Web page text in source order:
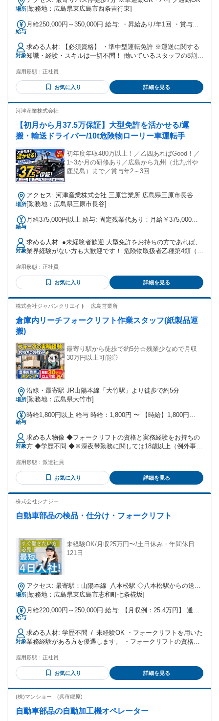
場所[勤務地：広島県東広島市西条吉行東]
給与
月給250,000円～350,000円 給与: ・昇給あり/年1回 ・賞与あ
32万円×12ヶ月＋賞与2回 ※もっと稼ぎたい方は､大型ドライ
バーへの昇格も可能
対象
求める人材: 【必須資格】 ・準中型運転免許 ※運送に関する
知識・経験・スキルは一切不問！ 働いているスタッフの8割は
種から転職した方も活躍中！ 学歴不問 実務未経験・初心者
OK 経験者・有資格者歓迎 フリーター歓迎 ブランクOK ※自
分の免許で働けるか分からない、 という方はぜひお気軽にお
雇用形態： 正社員
お気に入り 詳細を見る
河津産業株式会社
【初月から月37.5万保証】大型免許を活かせる/運
搬・輸送ドライバー/10t危険物ローリー車運転手
初年度年収480万以上！／乙四あればGood！／
1~3か月の研修あり／広島から九州（北九州や
鹿児島）まで／賞与年2～3回
場所
アクセス: 河津産業株式会社 三原営業所 広島県三原市長谷５
丁目６番22号 JR山陽本線 三原駅から車で15分
[勤務地：広島県三原市長谷]
給与
月給375,000円以上 給与: 固定残業代あり：月給￥375,000以
む。45時間を超える残業代は追加で支給する。 月給 37.5万円
〜／初年度年収：480万～ ※基本給・固定残業代・交通費等
の総額 基本給：月給 21万7,000円 〜 固定残業代：あり 1ヶ月
あたり95,100円（固定残業時間：1ヶ月あたり45時間） 固定
【一律手当】 車種により一律で支払われる手当：あり（1ヶ月
あたり5万円） 賞与2～3回（夏季、冬季、業績次第で期末
も）
対象
求める人材: ●未経験者歓迎 大型免許をお持ちの方であれば、
業界経験がない方も大歓迎です！ 危険物取扱者乙種第4類（乙
社後に会社負担で取得可！ ●大型車乗務経験者優遇 大型車の
運転経験がある方は優遇いたします。 【応募資格】 - 大型免
許があればOK！その他免許取得支援あり（会社負担） - 業界
務に取り組める方
雇用形態： 正社員
お気に入り 詳細を見る
株式会社ジャパンクリエイト 広島営業所
倉庫内リーチフォークリフト作業スタッフ(紙製品運
搬)
最寄り駅から徒歩で約5分☆残業少なめで月収
30万円以上可能◎
場所
沿線・最寄駅 JR山陽本線「大竹駅」より徒歩で約5分
[勤務地：広島県大竹市]
給与
時給1,800円以上 給与 時給：1,800円 〜 【時給】1,800円
41.11時間+交通費1万円を含む） ※交通費上限40,000円/月ま
で支給 ・公共交通機関の場合は1ヶ月分の定期代支給 ・車・
バイクの場合は1km10円として通勤距離により支給 試用期間
試用期間：あり 期間：2週間 時給：1,800円 〜
対象
求める人物像 ◆フォークリフトの資格と実務経験をお持ちの
方 ◆学歴不問 ◆※深夜帯勤務に関しては18歳以上（例外事由
雇用形態： 派遣社員
お気に入り 詳細を見る
株式会社シナジー
自動車部品の検品・仕分け・フォークリフト
未経験OK/月収25万円〜/土日休み・年間休日
121日
場所
アクセス: 最寄駅：山陽本線 八本松駅 ◇八本松駅からの送迎
バスあり ◇交通費支給あり 車・バイクでの通勤も可◎
[勤務地：広島県東広島市志和町七条椛坂]
給与
月給220,000円～250,000円 給与: 【月収例：25.4万円】 通
間に勤務した場合は別途深夜手当を支給します ◇昇給あり ◇
賞与あり（3か月分）
対象
求める人材: 学歴不問 / 未経験OK ・フォークリフトを用いた
業務経験がある方を優遇します。 ・フォークリフトの資格を
資格取得に挑戦できます。
雇用形態： 正社員
お気に入り 詳細を見る
(株)マンショー (呉市郷原)
自動車部品の自動加工機オペレーター